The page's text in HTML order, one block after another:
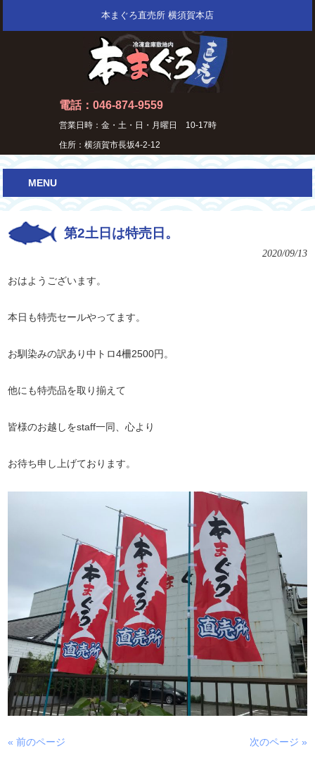
本まぐろ直売所 横須賀本店
電話：046-874-9559
営業日時：金・土・日・月曜日 10-17時
住所：横須賀市長坂4-2-12
MENU
第2土日は特売日。
2020/09/13
おはようございます。
本日も特売セールやってます。
お馴染みの訳あり中トロ4柵2500円。
他にも特売品を取り揃えて
皆様のお越しをstaff一同、心より
お待ち申し上げております。
« 前のページ 次のページ »